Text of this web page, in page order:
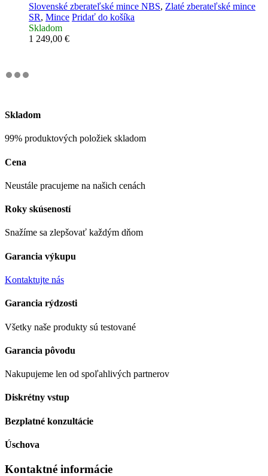
Slovenské zberateľské mince NBS, Zlaté zberateľské mince
SR, Mince Pridať do košíka
Skladom
1 249,00 €
Skladom
99% produktových položiek skladom
Cena
Neustále pracujeme na našich cenách
Roky skúseností
Snažíme sa zlepšovať každým dňom
Garancia výkupu
Kontaktujte nás
Garancia rýdzosti
Všetky naše produkty sú testované
Garancia pôvodu
Nakupujeme len od spoľahlivých partnerov
Diskrétny vstup
Bezplatné konzultácie
Úschova
Kontaktné informácie